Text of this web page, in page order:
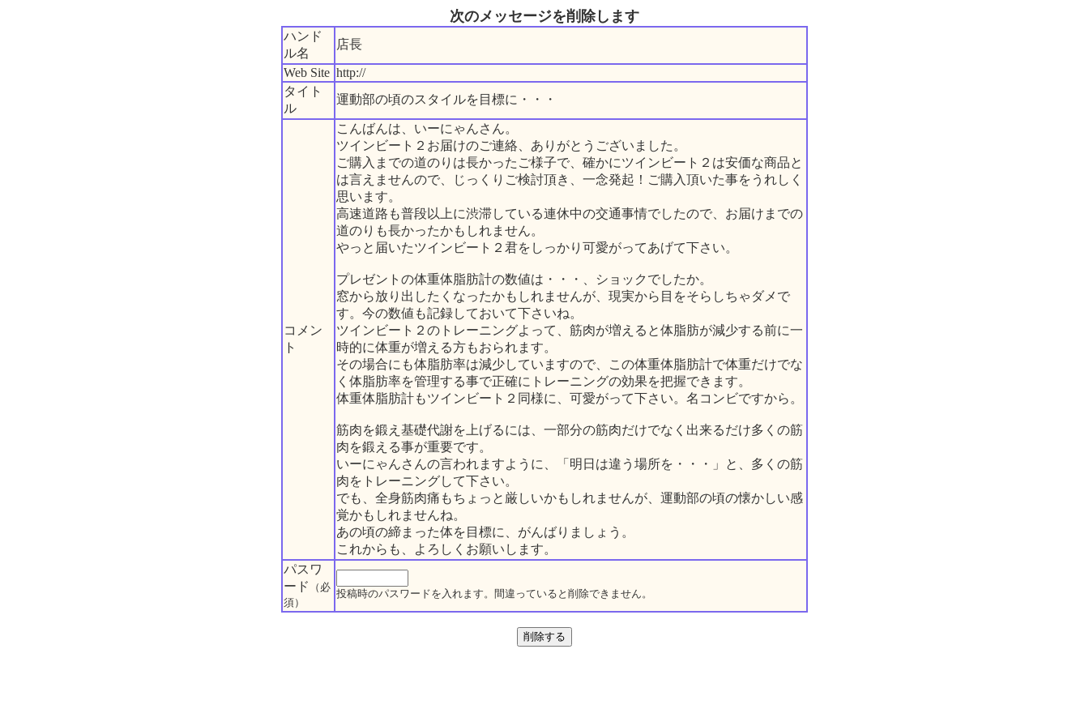
次のメッセージを削除します
ハンド
ル名
店長
Web Site http://
タイト
ル
運動部の頃のスタイルを目標に・・・
コメン
ト
こんばんは、いーにゃんさん。
ツインビート２お届けのご連絡、ありがとうございました。
ご購入までの道のりは長かったご様子で、確かにツインビート２は安価な商品と
は言えませんので、じっくりご検討頂き、一念発起！ご購入頂いた事をうれしく
思います。
高速道路も普段以上に渋滞している連休中の交通事情でしたので、お届けまでの
道のりも長かったかもしれません。
やっと届いたツインビート２君をしっかり可愛がってあげて下さい。
プレゼントの体重体脂肪計の数値は・・・、ショックでしたか。
窓から放り出したくなったかもしれませんが、現実から目をそらしちゃダメで
す。今の数値も記録しておいて下さいね。
ツインビート２のトレーニングよって、筋肉が増えると体脂肪が減少する前に一
時的に体重が増える方もおられます。
その場合にも体脂肪率は減少していますので、この体重体脂肪計で体重だけでな
く体脂肪率を管理する事で正確にトレーニングの効果を把握できます。
体重体脂肪計もツインビート２同様に、可愛がって下さい。名コンビですから。
筋肉を鍛え基礎代謝を上げるには、一部分の筋肉だけでなく出来るだけ多くの筋
肉を鍛える事が重要です。
いーにゃんさんの言われますように、「明日は違う場所を・・・」と、多くの筋
肉をトレーニングして下さい。
でも、全身筋肉痛もちょっと厳しいかもしれませんが、運動部の頃の懐かしい感
覚かもしれませんね。
あの頃の締まった体を目標に、がんばりましょう。
これからも、よろしくお願いします。
パスワ
ード
（必
須）
投稿時のパスワードを入れます。間違っていると削除できません。